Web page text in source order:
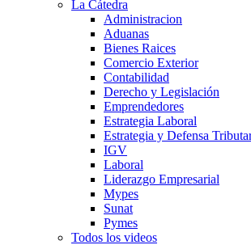
La Cátedra
Administracion
Aduanas
Bienes Raices
Comercio Exterior
Contabilidad
Derecho y Legislación
Emprendedores
Estrategia Laboral
Estrategia y Defensa
IGV
Laboral
Liderazgo Empresarial
Mypes
Sunat
Pymes
Todos los videos